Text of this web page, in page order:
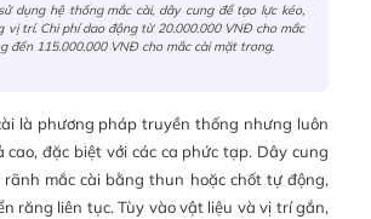
dụng hệ thống mắc cài, dây cung để tạo lực kéo,
vị trí. Chi phí dao động từ 20.000.000 VNĐ cho mắc
đến 115.000.000 VNĐ cho mắc cài mặt trong.
là phương pháp truyền thống nhưng luôn
cao, đặc biệt với các ca phức tạp. Dây cung
mắc cài bằng thun hoặc chốt tự động,
răng liên tục. Tùy vào vật liệu và vị trí gắn,